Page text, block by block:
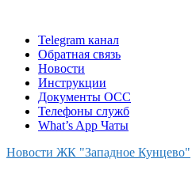
contentTelegram канал
Обратная связь
Новости
Инструкции
Документы ОСС
Телефоны служб
What’s App Чаты
Новости ЖК "Западное Кунцево"